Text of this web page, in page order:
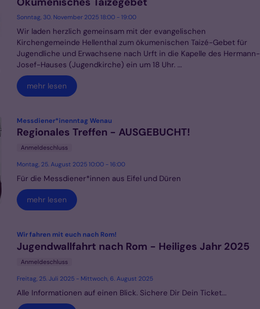
Sonntag, 30. November 2025 18:00 - 19:00
Wir laden herzlich gemeinsam mit der evangelischen
Kirchengemeinde Hellenthal zum ökumenischen Taizé-Gebet für
Jugendliche und Erwachsene nach Urft in die Kapelle des Hermann-
Josef-Hauses (Jugendkirche) ein um 18 Uhr. ...
mehr lesen
Messdiener*inenntag Wenau
Regionales Treffen - AUSGEBUCHT!
Anmeldeschluss
Montag, 25. August 2025 10:00 - 16:00
Für die Messdiener*innen aus Eifel und Düren
mehr lesen
Wir fahren mit euch nach Rom!
Jugendwallfahrt nach Rom - Heiliges Jahr 2025
Anmeldeschluss
Freitag, 25. Juli 2025 - Mittwoch, 6. August 2025
Alle Informationen auf einen Blick. Sichere Dir Dein Ticket...